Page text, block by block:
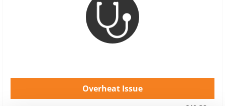
Overheat Issue